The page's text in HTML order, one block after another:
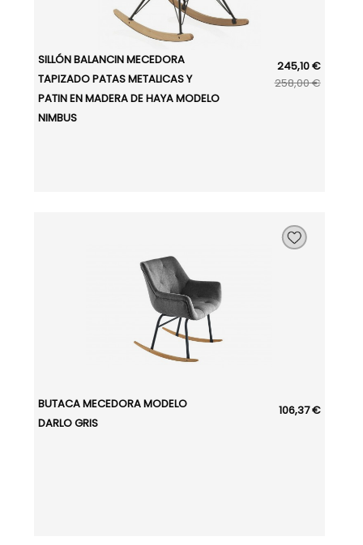
SILLÓN BALANCIN MECEDORA
TAPIZADO PATAS METALICAS Y
PATIN EN MADERA DE HAYA MODELO
NIMBUS
245,10 €
258,00 €
BUTACA MECEDORA MODELO
DARLO GRIS
106,37 €